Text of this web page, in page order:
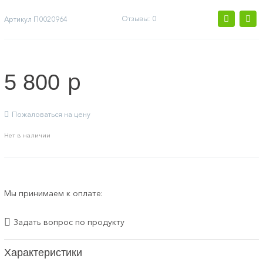
Артикул П0020964 Отзывы: 0
5 800 p
Пожаловаться на цену
Нет в наличии
Мы принимаем к оплате:
Задать вопрос по продукту
Характеристики